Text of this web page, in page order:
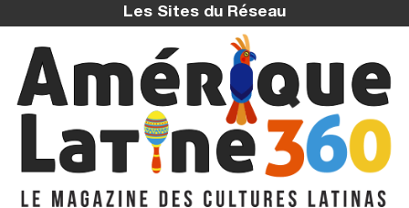
Les Sites du Réseau